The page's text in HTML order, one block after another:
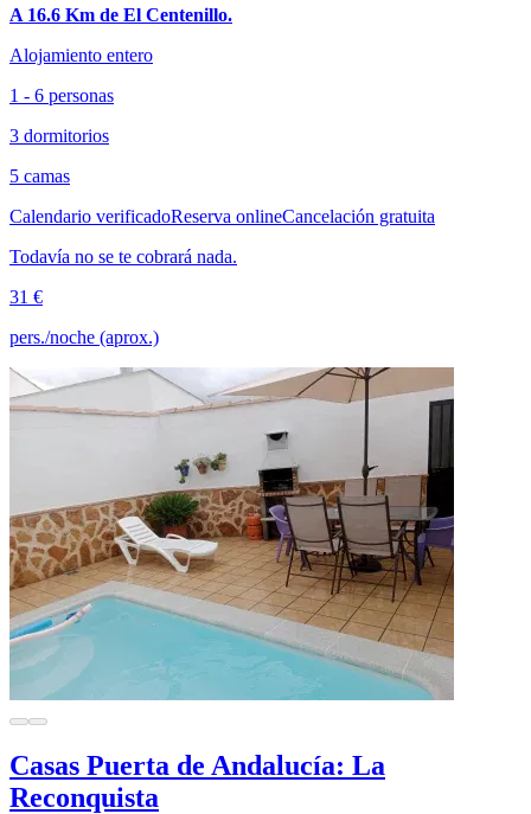
A 16.6 Km de El Centenillo.
Alojamiento entero
1 - 6 personas
3 dormitorios
5 camas
Calendario verificadoReserva onlineCancelación gratuita
Todavía no se te cobrará nada.
31 €
pers./noche (aprox.)
Casas Puerta de Andalucía: La
Reconquista